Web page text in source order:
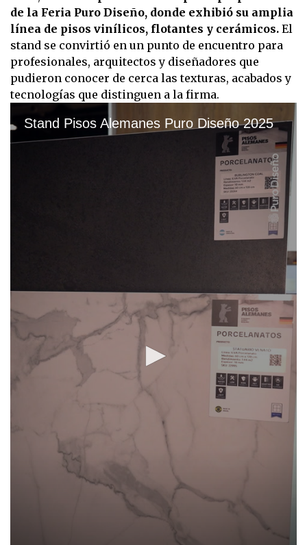
de la Feria Puro Diseño, donde exhibió su amplia
línea de pisos vinílicos, flotantes y cerámicos. El
stand se convirtió en un punto de encuentro para
profesionales, arquitectos y diseñadores que
pudieron conocer de cerca las texturas, acabados y
tecnologías que distinguen a la firma.
Stand Pisos Alemanes Puro Diseño 2025